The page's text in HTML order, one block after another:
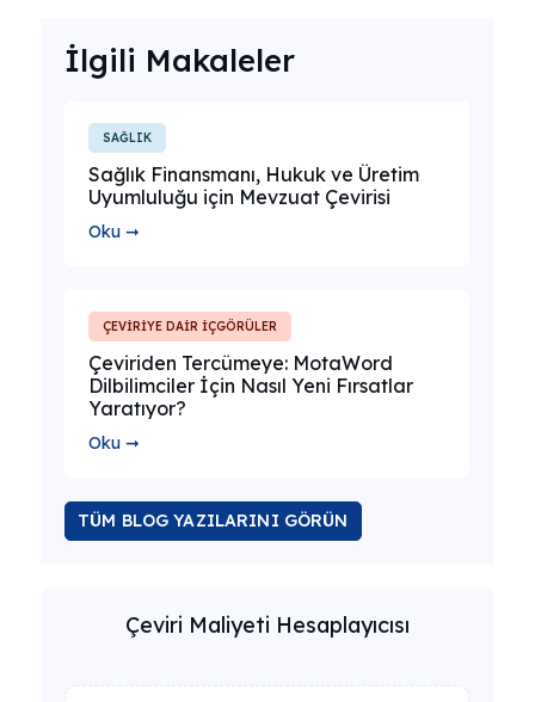
İlgili Makaleler
SAĞLIK
Sağlık Finansmanı, Hukuk ve Üretim
Uyumluluğu için Mevzuat Çevirisi
Oku ➞
ÇEVİRİYE DAİR İÇGÖRÜLER
Çeviriden Tercümeye: MotaWord
Dilbilimciler İçin Nasıl Yeni Fırsatlar
Yaratıyor?
Oku ➞
TÜM BLOG YAZILARINI GÖRÜN
Çeviri Maliyeti Hesaplayıcısı